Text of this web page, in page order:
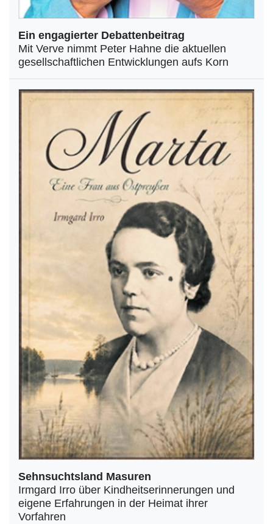
Ein engagierter Debattenbeitrag
Mit Verve nimmt Peter Hahne die aktuellen
gesellschaftlichen Entwicklungen aufs Korn
Sehnsuchtsland Masuren
Irmgard Irro über Kindheitserinnerungen und
eigene Erfahrungen in der Heimat ihrer
Vorfahren